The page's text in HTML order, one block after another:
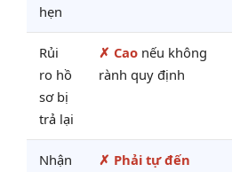
hẹn
Rủi
ro hồ
sơ bị
trả lại
✗ Cao nếu không
rành quy định
Nhận
✗ Phải tự đến